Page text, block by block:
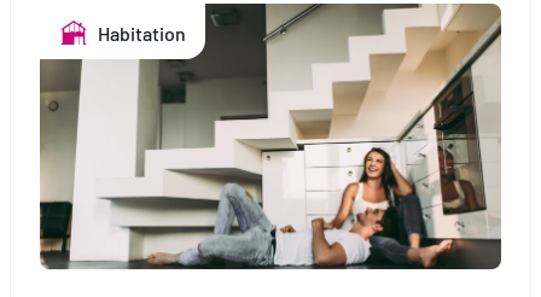
la
piscine
sécurisez
la
baignade.
Habitation